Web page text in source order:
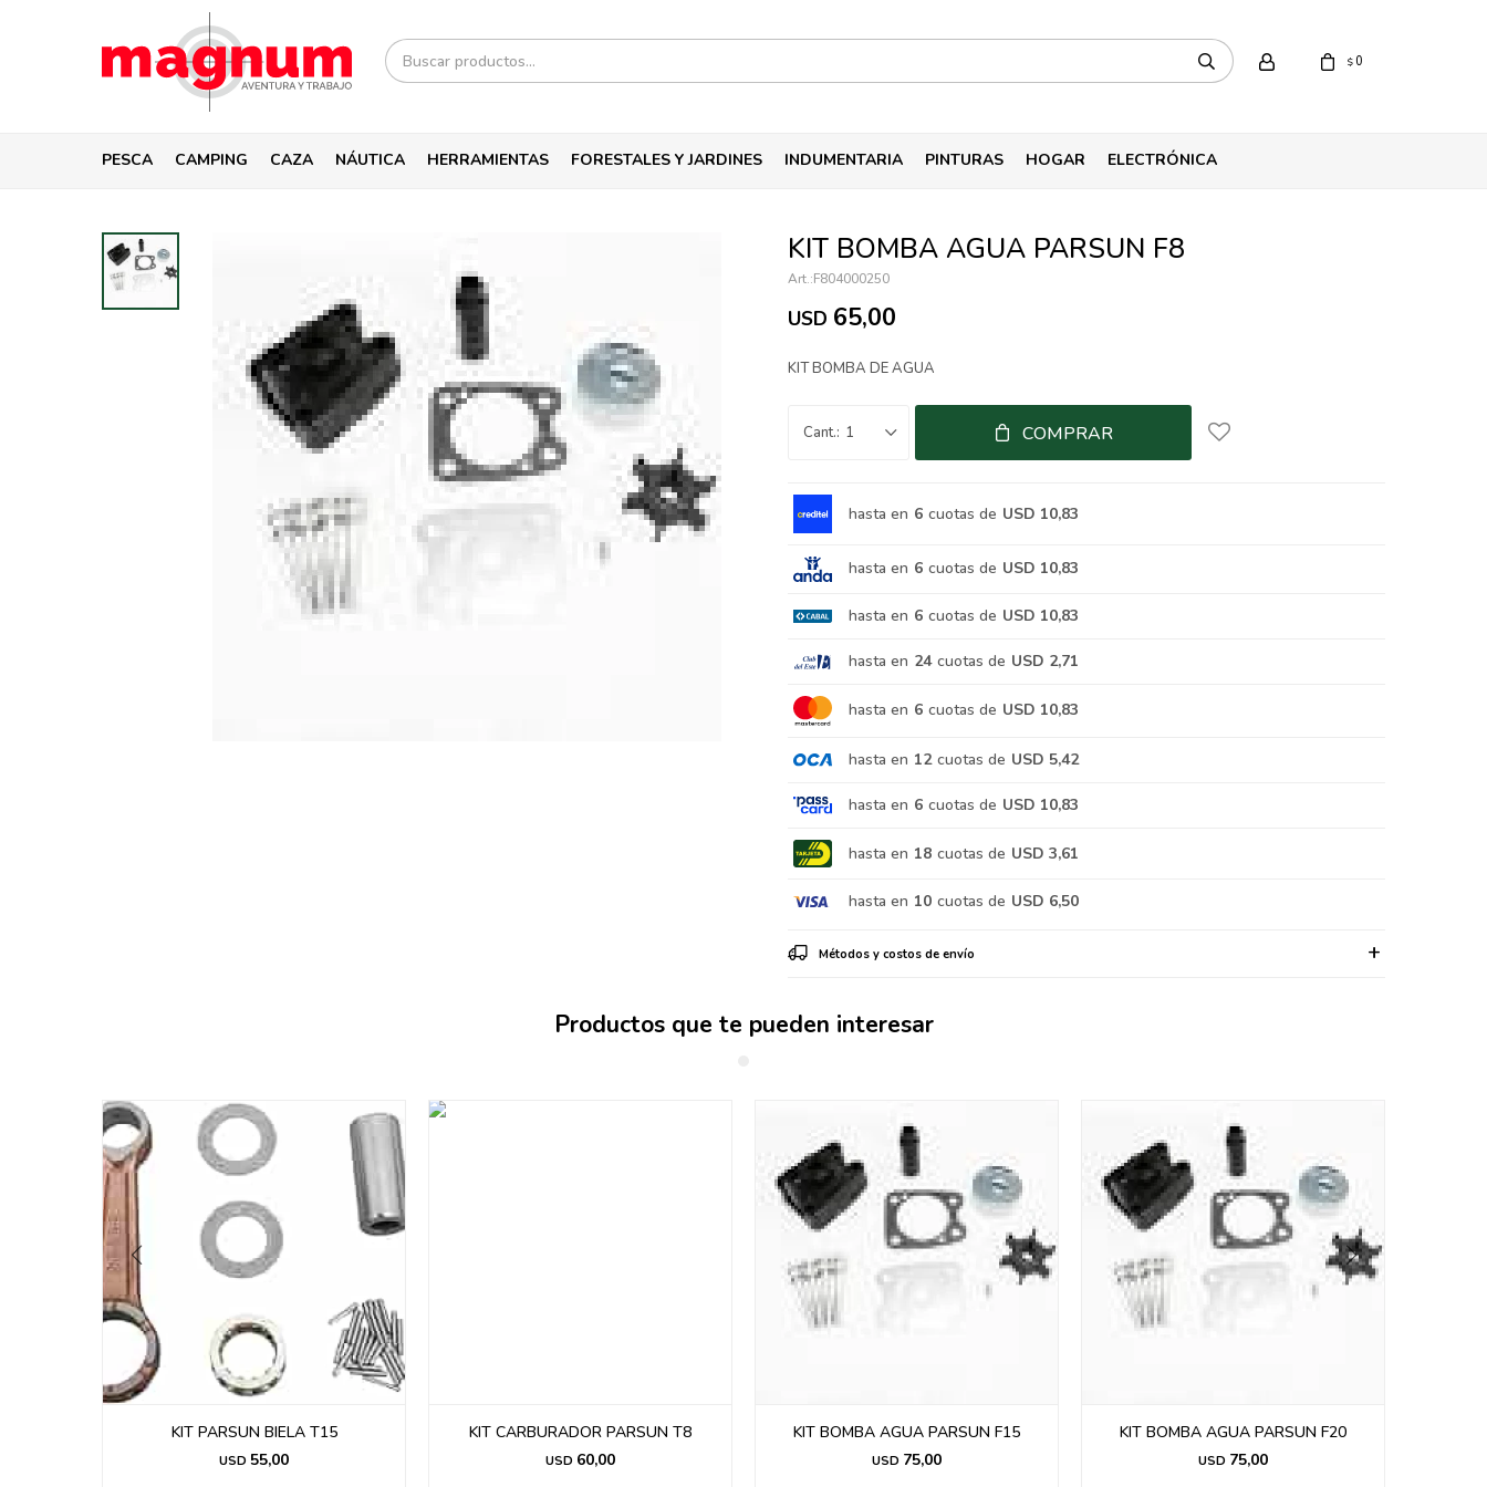
PESCA CAMPING CAZA NÁUTICA HERRAMIENTAS FORESTALES Y JARDINES INDUMENTARIA PINTURAS HOGAR ELECTRÓNICA
$ 0
KIT BOMBA AGUA PARSUN F8
F804000250
USD 65,00
KIT BOMBA DE AGUA
1 COMPRAR
hasta en 6 cuotas de USD 10,83
hasta en 6 cuotas de USD 10,83
hasta en 6 cuotas de USD 10,83
hasta en 24 cuotas de USD 2,71
hasta en 6 cuotas de USD 10,83
hasta en 12 cuotas de USD 5,42
hasta en 6 cuotas de USD 10,83
hasta en 18 cuotas de USD 3,61
hasta en 10 cuotas de USD 6,50
Métodos y costos de envío
Productos que te pueden interesar
KIT PARSUN BIELA T15
USD 55,00
KIT CARBURADOR PARSUN T8
USD 60,00
KIT BOMBA AGUA PARSUN F15
USD 75,00
KIT BOMBA AGUA PARSUN F20
USD 75,00